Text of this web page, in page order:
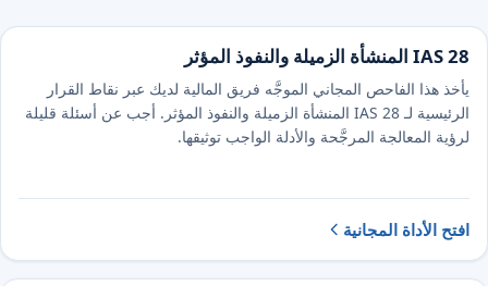
IAS 28 المنشأة الزميلة والنفوذ المؤثر
يأخذ هذا الفاحص المجاني الموجَّه فريق المالية لديك عبر نقاط القرار
الرئيسية لـ IAS 28 المنشأة الزميلة والنفوذ المؤثر. أجب عن أسئلة قليلة
لرؤية المعالجة المرجَّحة والأدلة الواجب توثيقها.
افتح الأداة المجانية